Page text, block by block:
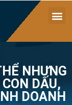
NHƯNG
DẤU,
DOANH